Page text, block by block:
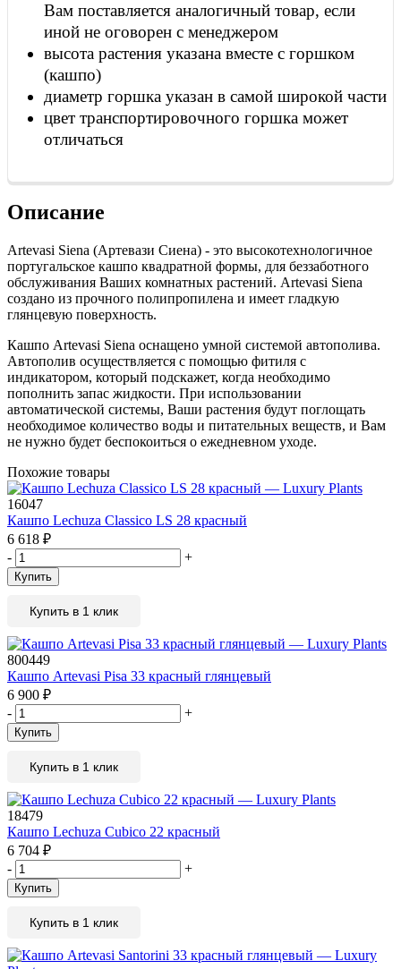
Вам поставляется аналогичный товар, если
иной не оговорен с менеджером
высота растения указана вместе с горшком
(кашпо)
диаметр горшка указан в самой широкой части
цвет транспортировочного горшка может
отличаться
Описание
Artevasi Siena (Артевази Сиена) - это высокотехнологичное
португальское кашпо квадратной формы, для беззаботного
обслуживания Ваших комнатных растений. Artevasi Siena
создано из прочного полипропилена и имеет гладкую
глянцевую поверхность.
Кашпо Artevasi Siena оснащено умной системой автополива.
Автополив осуществляется с помощью фитиля с
индикатором, который подскажет, когда необходимо
пополнить запас жидкости. При использовании
автоматической системы, Ваши растения будут поглощать
необходимое количество воды и питательных веществ, и Вам
не нужно будет беспокоиться о ежедневном уходе.
Похожие товары
16047
Кашпо Lechuza Classico LS 28 красный
6 618 ₽
-
+
Купить
Купить в 1 клик
800449
Кашпо Artevasi Pisa 33 красный глянцевый
6 900 ₽
-
+
Купить
Купить в 1 клик
18479
Кашпо Lechuza Cubico 22 красный
6 704 ₽
-
+
Купить
Купить в 1 клик